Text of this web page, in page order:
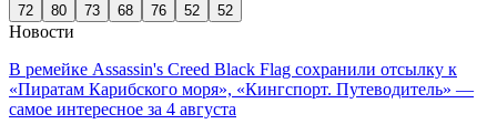
72
80
73
68
76
52
52
Новости
В ремейке Assassin's Creed Black Flag сохранили отсылку к
«Пиратам Карибского моря», «Кингспорт. Путеводитель» —
самое интересное за 4 августа